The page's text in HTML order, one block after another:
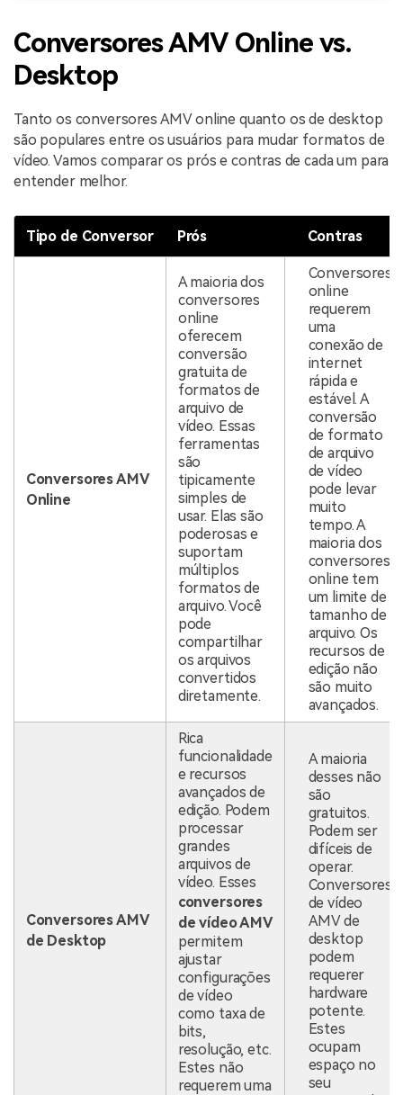
Conversores AMV Online vs.
Desktop
Tanto os conversores AMV online quanto os de desktop
são populares entre os usuários para mudar formatos de
vídeo. Vamos comparar os prós e contras de cada um para
entender melhor.
Tipo de Conversor Prós Contras
Conversores AMV
Online
A maioria dos
conversores
online
oferecem
conversão
gratuita de
formatos de
arquivo de
vídeo. Essas
ferramentas
são
tipicamente
simples de
usar. Elas são
poderosas e
suportam
múltiplos
formatos de
arquivo. Você
pode
compartilhar
os arquivos
convertidos
diretamente.
Conversores
online
requerem
uma
conexão de
internet
rápida e
estável. A
conversão
de formato
de arquivo
de vídeo
pode levar
muito
tempo. A
maioria dos
conversores
online tem
um limite de
tamanho de
arquivo. Os
recursos de
edição não
são muito
avançados.
Conversores AMV
de Desktop
Rica
funcionalidade
e recursos
avançados de
edição. Podem
processar
grandes
arquivos de
vídeo. Esses
conversores
de vídeo AMV
permitem
ajustar
configurações
de vídeo
como taxa de
bits,
resolução, etc.
Estes não
requerem uma
A maioria
desses não
são
gratuitos.
Podem ser
difíceis de
operar.
Conversores
de vídeo
AMV de
desktop
podem
requerer
hardware
potente.
Estes
ocupam
espaço no
seu